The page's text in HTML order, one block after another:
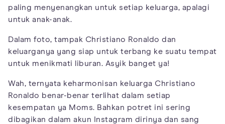
paling menyenangkan untuk setiap keluarga, apalagi
untuk anak-anak.
Dalam foto, tampak Christiano Ronaldo dan
keluarganya yang siap untuk terbang ke suatu tempat
untuk menikmati liburan. Asyik banget ya!
Wah, ternyata keharmonisan keluarga Christiano
Ronaldo benar-benar terlihat dalam setiap
kesempatan ya Moms. Bahkan potret ini sering
dibagikan dalam akun Instagram dirinya dan sang